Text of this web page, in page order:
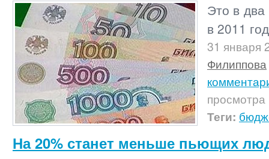
Это в
в 2011
31 января
Филиппова
просмотра
Теги:
На 20% станет меньше пьющих